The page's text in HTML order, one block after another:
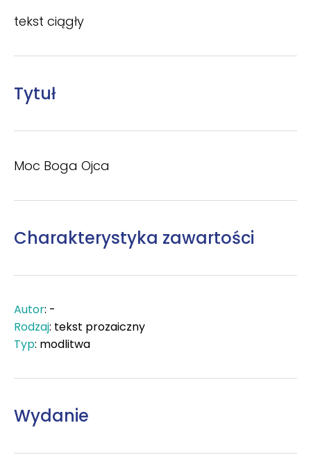
tekst ciągły
Tytuł
Moc Boga Ojca
Charakterystyka zawartości
Autor: -
Rodzaj: tekst prozaiczny
Typ: modlitwa
Wydanie